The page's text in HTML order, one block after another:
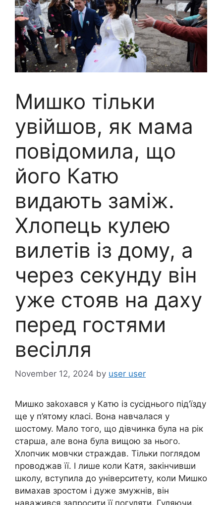
Мишко тільки
увійшов, як мама
повідомила, що
його Катю
видають заміж.
Хлопець кулею
вилетів із дому, а
через секунду він
уже стояв на даху
перед гостями
весілля
November 12, 2024 by user user
Мишко заkохався у Катю із сусіднього під’їзду
ще у п’ятому класі. Вона навчалася у
шостому. Мало того, що дівчинка була на рік
старша, але вона була вищою за нього.
Хлопчик мовчки страждав. Тільки поглядом
nроводжав її. І лише коли Катя, закінчивши
школу, вступила до університету, коли Мишко
вимахав зростом і дуже змужнів, він
наважився запросити її погуляти. Гуляючи,